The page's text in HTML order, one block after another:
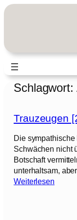
Zum
Schlagwort:
Trauzeugen
Die
Schwächen nicht
Botschaft
unterhaltsam,
Weiterlesen: